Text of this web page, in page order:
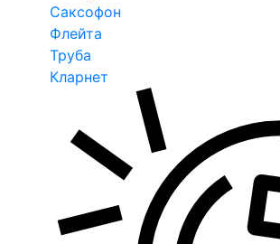
Саксофон
Флейта
Труба
Кларнет